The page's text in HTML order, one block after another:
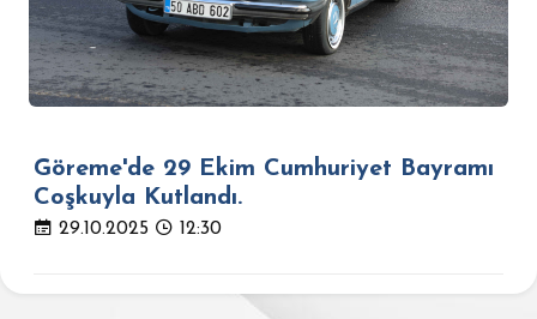
Göreme'de 29 Ekim Cumhuriyet Bayramı
Coşkuyla Kutlandı.
29.10.2025 12:30